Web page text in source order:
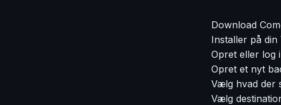
Download
Installer på
Opret eller log
Opret et nyt
Vælg hvad der
Vælg